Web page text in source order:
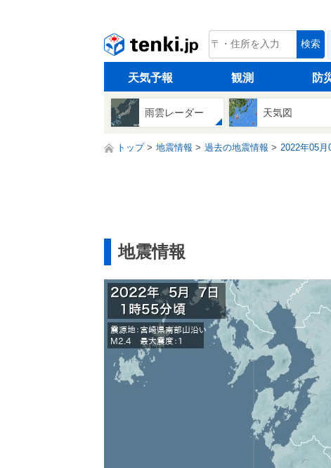
tenki.jp 検索
天気予報 観測 防
雨雲レーダー 天気図
トップ 地震情報 過去の地震情報 2022年05月
地震情報